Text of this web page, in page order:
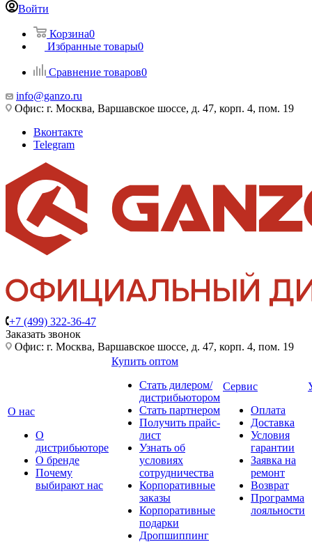
Войти
Корзина0
Избранные товары0
Сравнение товаров0
info@ganzo.ru
Офис: г. Москва, Варшавское шоссе, д. 47, корп. 4, пом. 19
Вконтакте
Telegram
+7 (499) 322-36-47
Заказать звонок
Офис: г. Москва, Варшавское шоссе, д. 47, корп. 4, пом. 19
О нас
О
дистрибьюторе
О бренде
Почему
выбирают нас
Купить оптом
Стать дилером/
дистрибьютором
Стать партнером
Получить прайс-
лист
Узнать об
условиях
сотрудничества
Корпоративные
заказы
Корпоративные
подарки
Дропшиппинг
Сервис
Оплата
Доставка
Условия
гарантии
Заявка на
ремонт
Возврат
Программа
лояльности